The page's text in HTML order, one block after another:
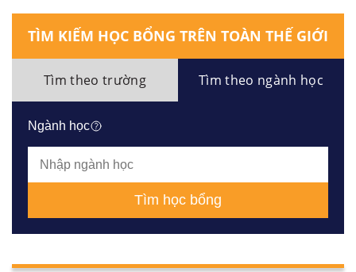
TÌM KIẾM HỌC BỔNG TRÊN TOÀN THẾ GIỚI
Tìm theo trường Tìm theo ngành học
Ngành học
Tìm học bổng